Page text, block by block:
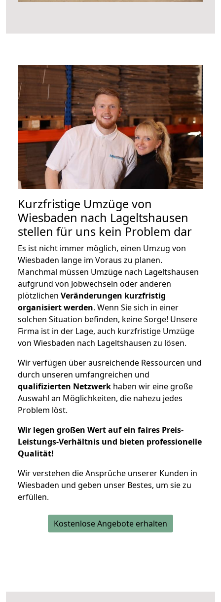
Kurzfristige Umzüge von
Wiesbaden nach Lageltshausen
stellen für uns kein Problem dar
Es ist nicht immer möglich, einen Umzug von
Wiesbaden lange im Voraus zu planen.
Manchmal müssen Umzüge nach Lageltshausen
aufgrund von Jobwechseln oder anderen
plötzlichen Veränderungen kurzfristig
organisiert werden. Wenn Sie sich in einer
solchen Situation befinden, keine Sorge! Unsere
Firma ist in der Lage, auch kurzfristige Umzüge
von Wiesbaden nach Lageltshausen zu lösen.
Wir verfügen über ausreichende Ressourcen und
durch unseren umfangreichen und
qualifizierten Netzwerk haben wir eine große
Auswahl an Möglichkeiten, die nahezu jedes
Problem löst.
Wir legen großen Wert auf ein faires Preis-
Leistungs-Verhältnis und bieten professionelle
Qualität!
Wir verstehen die Ansprüche unserer Kunden in
Wiesbaden und geben unser Bestes, um sie zu
erfüllen.
Kostenlose Angebote erhalten